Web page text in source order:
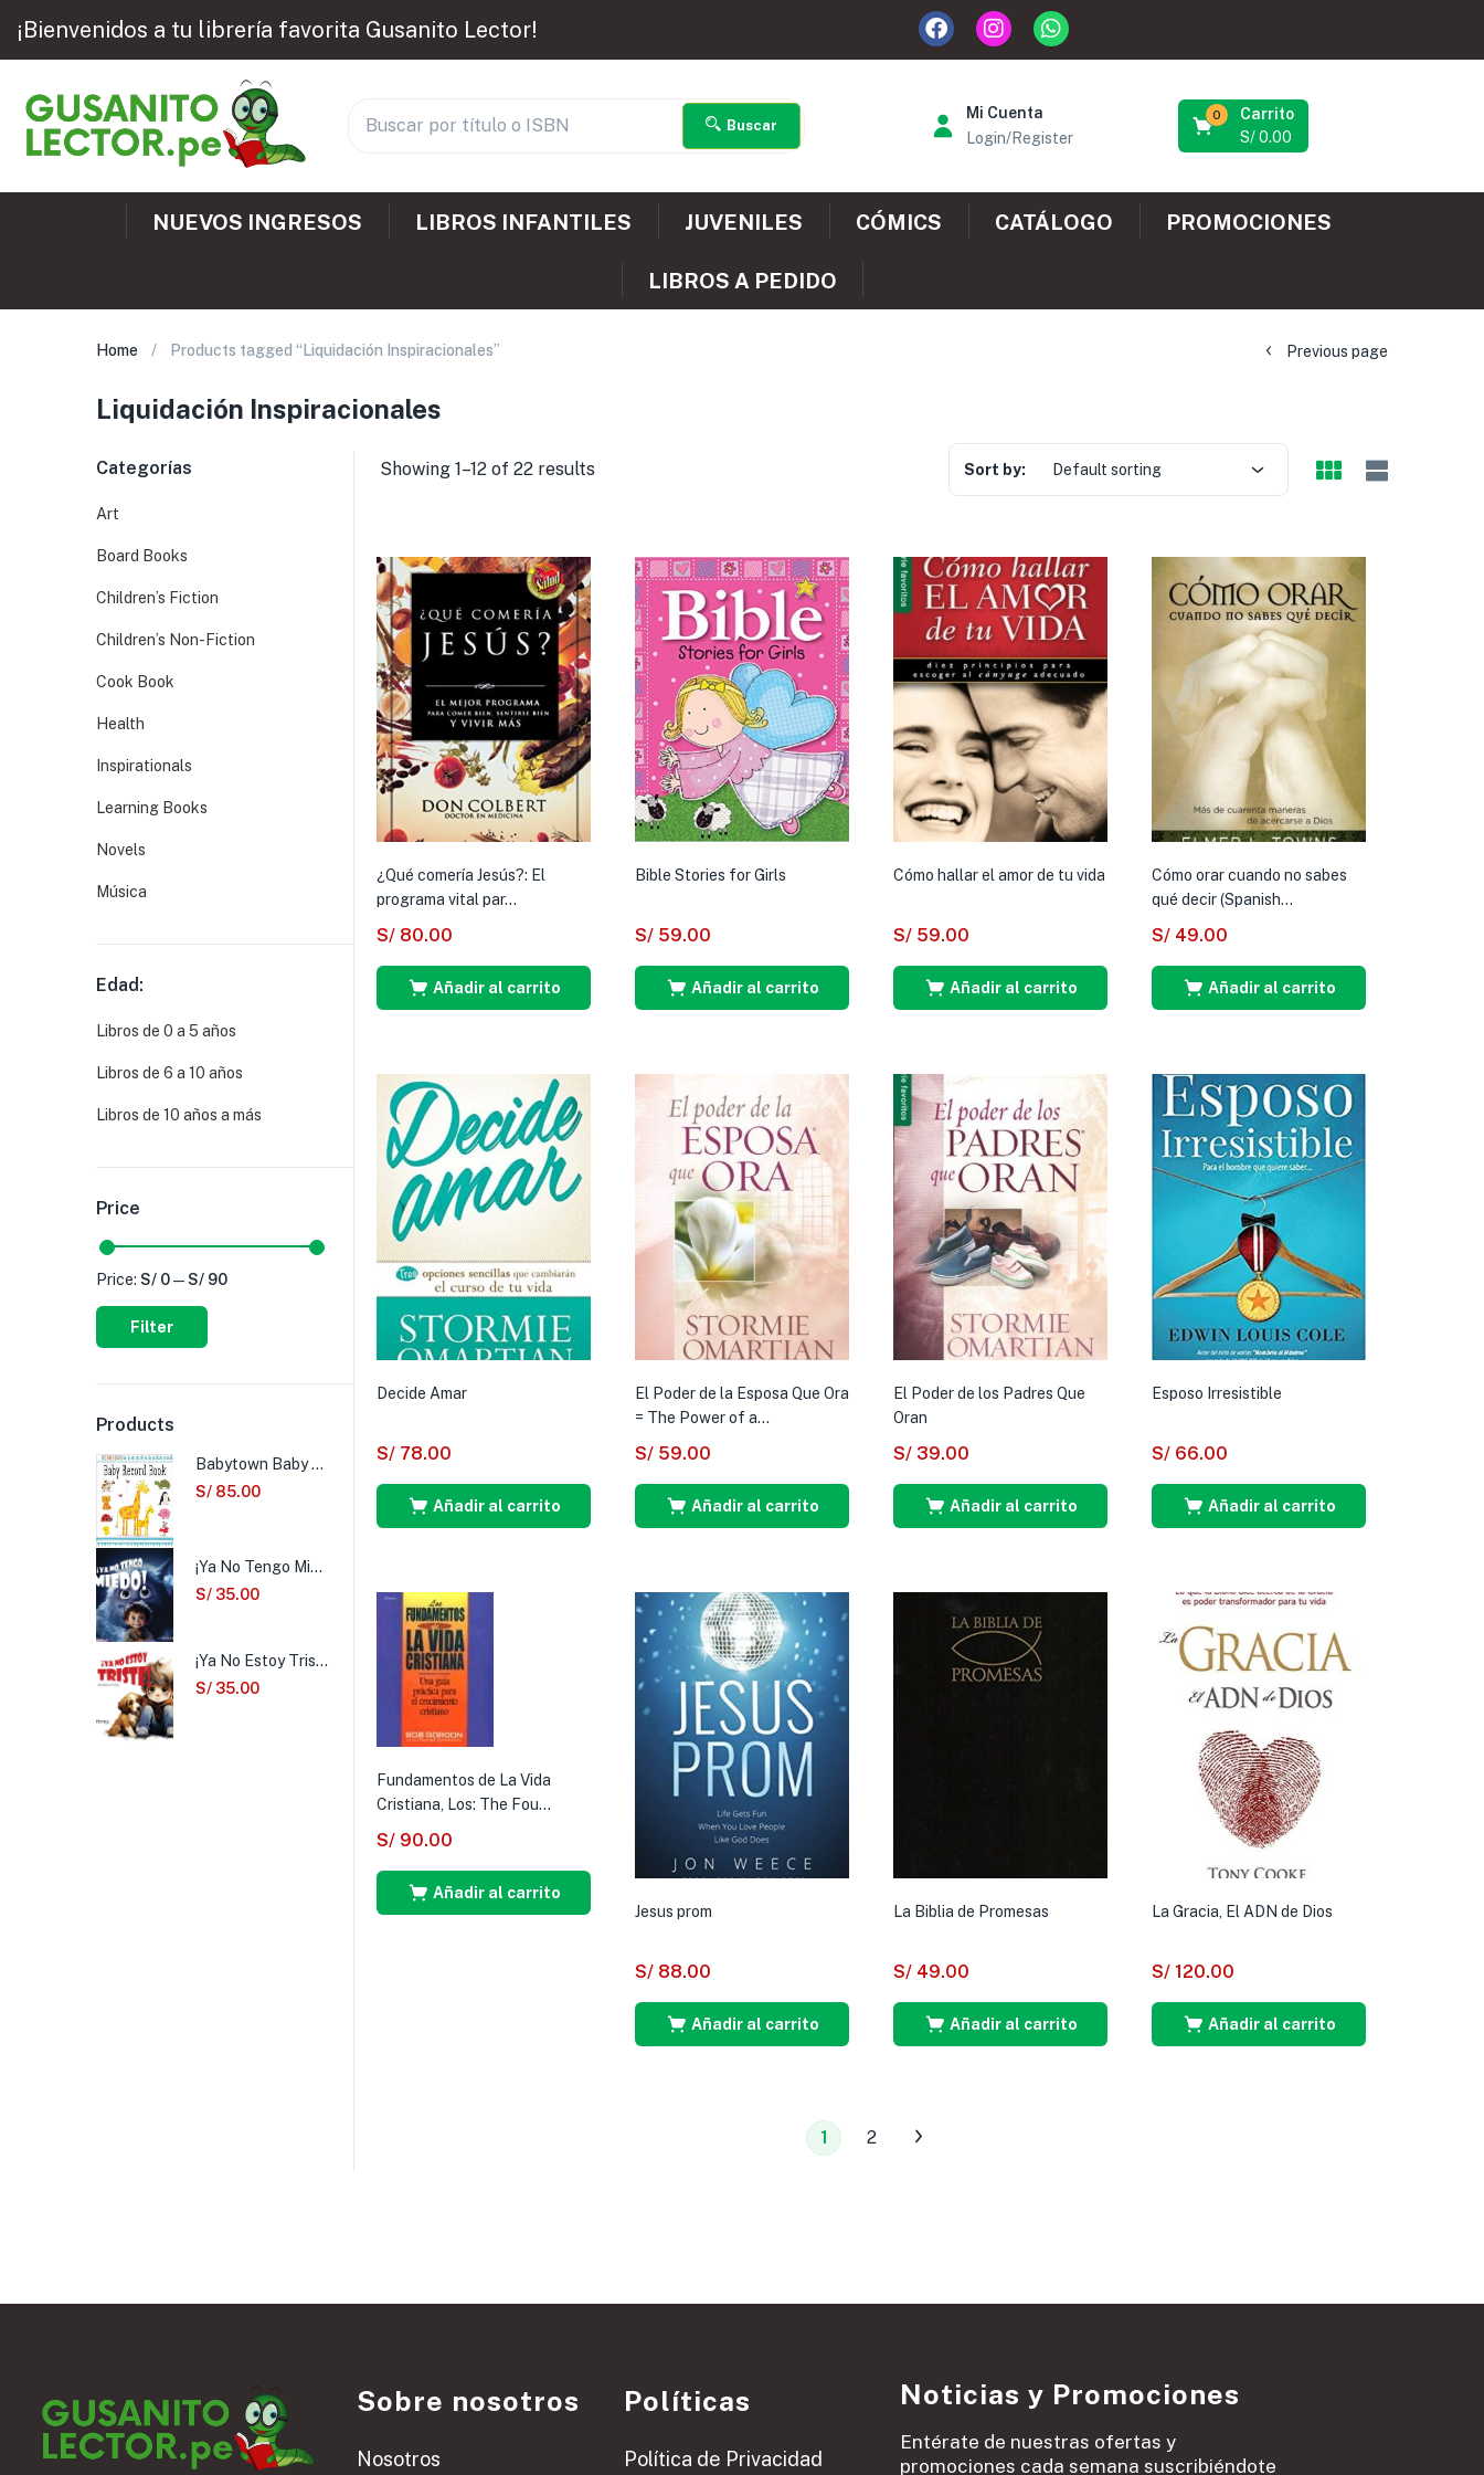
¡Bienvenidos a tu librería favorita Gusanito Lector!
Buscar
Mi Cuenta
Login/Register
Carrito
0
S/0.00
NUEVOS INGRESOS LIBROS INFANTILES JUVENILES CÓMICS CATÁLOGO PROMOCIONES
LIBROS A PEDIDO
Home Products tagged “Liquidación Inspiracionales” Previous page
Liquidación Inspiracionales
Showing 1–12 of 22 results Sort by: Default sorting
¿Qué comería Jesús?: El
programa vital par...
S/ 80.00
Añadir al carrito
Bible Stories for Girls
S/ 59.00
Añadir al carrito
Cómo hallar el amor de tu vida
S/ 59.00
Añadir al carrito
Cómo orar cuando no sabes
qué decir (Spanish...
S/ 49.00
Añadir al carrito
Decide Amar
S/ 78.00
Añadir al carrito
El Poder de la Esposa Que Ora
= The Power of a...
S/ 59.00
Añadir al carrito
El Poder de los Padres Que
Oran
S/ 39.00
Añadir al carrito
Esposo Irresistible
S/ 66.00
Añadir al carrito
Fundamentos de La Vida
Cristiana, Los: The Fou...
S/ 90.00
Añadir al carrito
Jesus prom
S/ 88.00
Añadir al carrito
La Biblia de Promesas
S/ 49.00
Añadir al carrito
La Gracia, El ADN de Dios
S/ 120.00
Añadir al carrito
1 2
Categorías
Art
Board Books
Children’s Fiction
Children’s Non-Fiction
Cook Book
Health
Inspirationals
Learning Books
Novels
Música
Edad:
Libros de 0 a 5 años
Libros de 6 a 10 años
Libros de 10 años a más
Price
Filter
Price: S/ 0—S/ 90
Products
Babytown Baby Record Book
S/ 85.00
¡Ya No Tengo Miedo!
S/ 35.00
¡Ya No Estoy Triste!
S/ 35.00
Sobre nosotros
Nosotros
Políticas
Política de Privacidad
Noticias y Promociones
Entérate de nuestras ofertas y
promociones cada semana suscribiéndote